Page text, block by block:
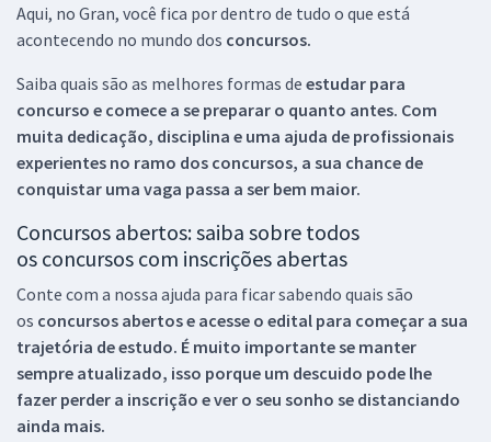
Aqui, no Gran, você fica por dentro de tudo o que está
acontecendo no mundo dos concursos.
Saiba quais são as melhores formas de estudar para
concurso e comece a se preparar o quanto antes. Com
muita dedicação, disciplina e uma ajuda de profissionais
experientes no ramo dos concursos, a sua chance de
conquistar uma vaga passa a ser bem maior.
Concursos abertos: saiba sobre todos
os concursos com inscrições abertas
Conte com a nossa ajuda para ficar sabendo quais são
os concursos abertos e acesse o edital para começar a sua
trajetória de estudo. É muito importante se manter
sempre atualizado, isso porque um descuido pode lhe
fazer perder a inscrição e ver o seu sonho se distanciando
ainda mais.